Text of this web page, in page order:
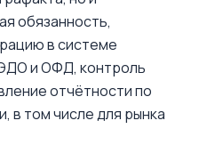
обязанность,
в системе
и ОФД, контроль
отчётности по
в том числе для рынка